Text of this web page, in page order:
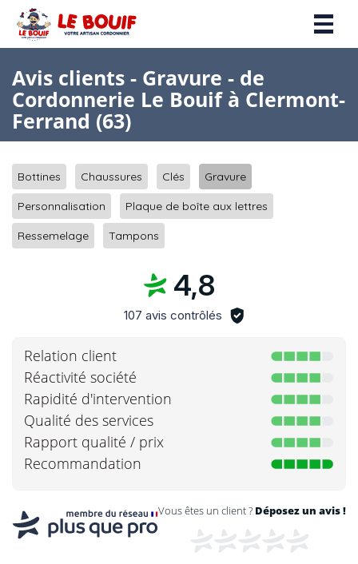
Avis clients - Gravure - de
Cordonnerie Le Bouif à Clermont-
Ferrand (63)
Bottines Chaussures Clés Gravure
Personnalisation Plaque de boîte aux lettres
Ressemelage Tampons
4,8
107 avis contrôlés
Relation client
Réactivité société
Rapidité d'intervention
Qualité des services
Rapport qualité / prix
Recommandation
Vous êtes un client ? Déposez un avis !